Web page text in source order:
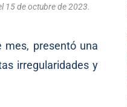
15 de octubre de 2023.
mes, presentó una
irregularidades y